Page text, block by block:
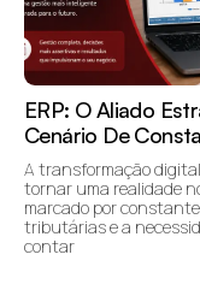
ERP: O Aliado
Cenário De
A transformação
tornar uma realidade
marcado por
tributárias e a
contar